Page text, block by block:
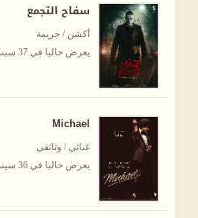
سفاح التجمع
أكشن / جريمة
يعرض حاليا في 37 سينمات
Michael
غنائي / وثائقي
يعرض حاليا في 36 سينمات